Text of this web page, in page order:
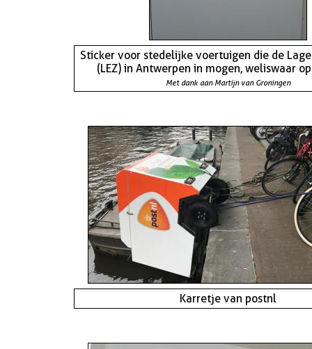
Sticker voor stedelijke voertuigen die de
(LEZ) in Antwerpen in mogen, weliswaar
Met dank aan Martijn van Groningen
Karretje van postnl